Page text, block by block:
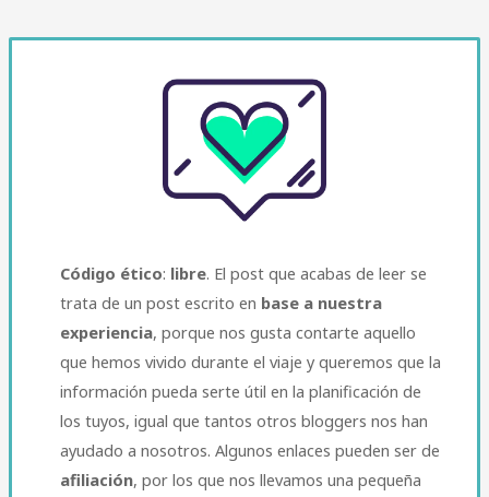
Código ético: libre. El post que acabas de leer se
trata de un post escrito en base a nuestra
experiencia, porque nos gusta contarte aquello
que hemos vivido durante el viaje y queremos que la
información pueda serte útil en la planificación de
los tuyos, igual que tantos otros bloggers nos han
ayudado a nosotros. Algunos enlaces pueden ser de
afiliación, por los que nos llevamos una pequeña